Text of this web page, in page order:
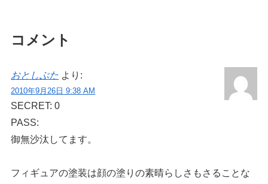
コメント
おとしぶた より:
2010年9月26日 9:38 AM
SECRET: 0
PASS:
御無沙汰してます。
フィギュアの塗装は顔の塗りの素晴らしさもさることな